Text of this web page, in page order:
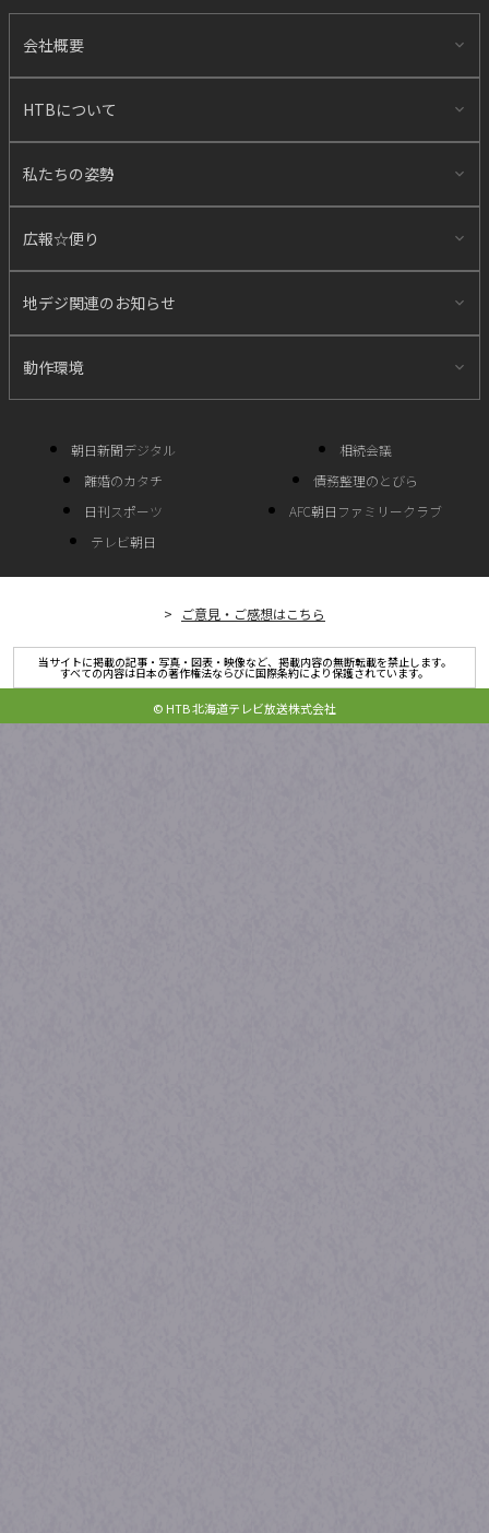
会社概要
HTBについて
私たちの姿勢
広報☆便り
地デジ関連のお知らせ
動作環境
朝日新聞デジタル
相続会議
離婚のカタチ
債務整理のとびら
日刊スポーツ
AFC朝日ファミリークラブ
テレビ朝日
ご意見・ご感想はこちら
当サイトに掲載の記事・写真・図表・映像など、掲載内容の無断転載を禁止します。
すべての内容は日本の著作権法ならびに国際条約により保護されています。
© HTB 北海道テレビ放送株式会社